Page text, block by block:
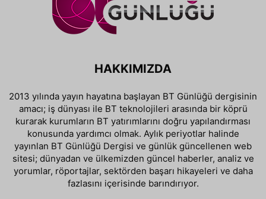
HAKKIMIZDA
2013 yılında yayın hayatına başlayan BT Günlüğü dergisinin
amacı; iş dünyası ile BT teknolojileri arasında bir köprü
kurarak kurumların BT yatırımlarını doğru yapılandırması
konusunda yardımcı olmak. Aylık periyotlar halinde
yayınlan BT Günlüğü Dergisi ve günlük güncellenen web
sitesi; dünyadan ve ülkemizden güncel haberler, analiz ve
yorumlar, röportajlar, sektörden başarı hikayeleri ve daha
fazlasını içerisinde barındırıyor.